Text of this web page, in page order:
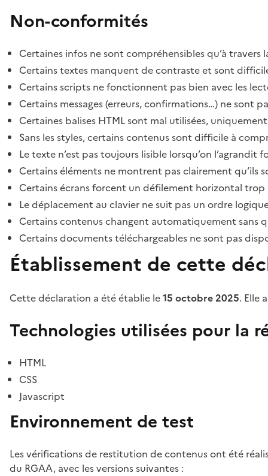
Non-conformités
Certaines infos ne sont compréhensibles qu’à travers
Certains textes manquent de contraste et sont
Certains scripts ne fonctionnent pas bien avec les
Certains messages (erreurs, confirmations…) ne sont
Certaines balises HTML sont mal utilisées,
Sans les styles, certains contenus sont difficile à
Le texte n’est pas toujours lisible lorsqu’on l’agrandit
Certains éléments ne montrent pas clairement qu’ils
Certains écrans forcent un défilement horizontal
Le déplacement au clavier ne suit pas un ordre
Certains contenus changent automatiquement sans
Certains documents téléchargeables ne sont pas
Établissement de cette
Cette déclaration a été établie le15 octobre 2025. Elle
Technologies utilisées pour la
HTML
CSS
Javascript
Environnement de test
Les vérifications de restitution de contenus ont été
du RGAA, avec les versions suivantes :